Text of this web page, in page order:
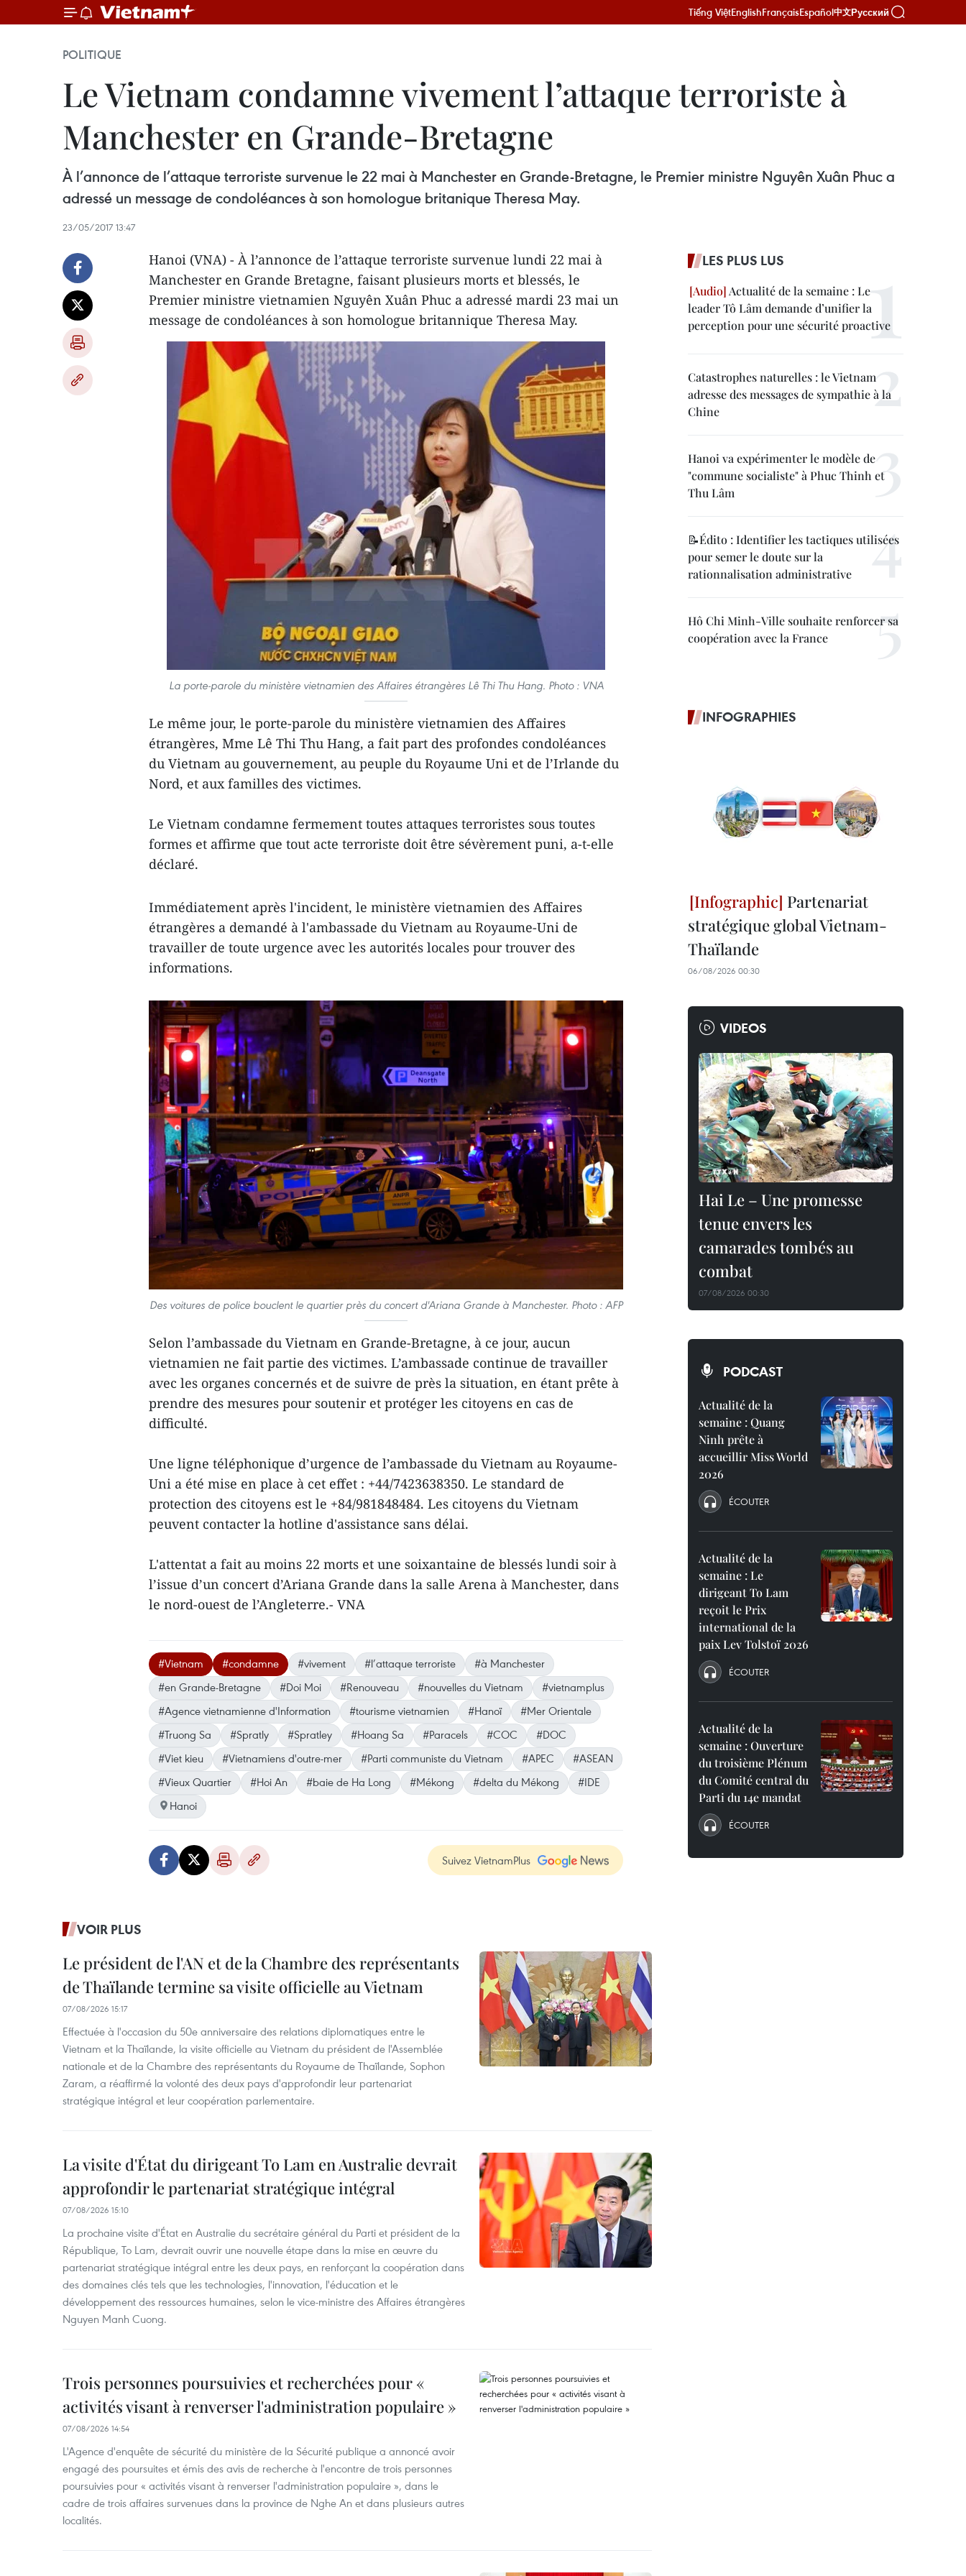
Tiếng ViệtEnglishFrançaisEspañol中文Русский
POLITIQUE
Le Vietnam condamne vivement l’attaque terroriste à
Manchester en Grande-Bretagne
À l’annonce de l’attaque terroriste survenue le 22 mai à Manchester en Grande-Bretagne, le Premier ministre Nguyên Xuân Phuc a
adressé un message de condoléances à son homologue britanique Theresa May.
23/05/2017 13:47
Hanoi (VNA) - À l’annonce de l’attaque terroriste survenue lundi 22 mai à
Manchester en Grande Bretagne, faisant plusieurs morts et blessés, le
Premier ministre vietnamien Nguyên Xuân Phuc a adressé mardi 23 mai un
message de condoléances à son homologue britannique Theresa May.
La porte-parole du ministère vietnamien des Affaires étrangères Lê Thi Thu Hang. Photo : VNA
Le même jour, le porte-parole du ministère vietnamien des Affaires
étrangères, Mme Lê Thi Thu Hang, a fait part des profondes condoléances
du Vietnam au gouvernement, au peuple du Royaume Uni et de l’Irlande du
Nord, et aux familles des victimes.
Le Vietnam condamne fermement toutes attaques terroristes sous toutes
formes et affirme que tout acte terroriste ​doit être sévèrement puni, a-t-elle
déclaré.
Immédiatement après l'incident, le ministère vietnamien des Affaires
étrangères a demandé à l'ambassade du Vietnam au Royaume-Uni de
travailler de toute urgence avec les autorités locales pour trouver des
informations.
Des voitures de police bouclent le quartier près du concert d'Ariana Grande à Manchester. Photo : AFP
Selon l’ambassade du Vietnam en Grande-Bretagne, à ce jour, aucun
vietnamien ne fait partie des victimes. L’ambassade continue de travailler
avec les organes concernés et de suivre de près la situation, en étant prête à
prendre des mesures pour soutenir et protéger les citoyens en cas de
difficulté.
Une ligne téléphonique d’urgence de l’ambassade du Vietnam au Royaume-
Uni a été mise en place à cet effet : +44/7423638350. Le standard de
protection des citoyens est le +84/981848484. Les citoyens du Vietnam
peuvent contacter la hotline d'assistance sans délai.
L'attentat a fait au moins 22 morts et une soixantaine de blessés lundi soir à
l’issue d’un concert d’Ariana Grande dans la salle Arena à Manchester, dans
le nord-ouest de l’Angleterre.- VNA
#Vietnam #condamne #vivement #l’attaque terroriste
#à Manchester
#en Grande-Bretagne
#Doi Moi #Renouveau #nouvelles du Vietnam
#vietnamplus
#Agence vietnamienne d'Information
#tourisme vietnamien #Hanoï
#Mer Orientale
#Truong Sa
#Spratly #Spratley #Hoang Sa #Paracels #COC
#DOC
#Viet kieu
#Vietnamiens d'outre-mer #Parti communiste du Vietnam #APEC
#ASEAN
#Vieux Quartier
#Hoi An #baie de Ha Long #Mékong #delta du Mékong
#IDE
Hanoi
Suivez VietnamPlus
VOIR PLUS
Le président de l'AN et de la Chambre des représentants
de Thaïlande termine sa visite officielle au Vietnam
07/08/2026 15:17
Effectuée à l'occasion du 50e anniversaire des relations diplomatiques entre le
Vietnam et la Thaïlande, la visite officielle au Vietnam du président de l'Assemblée
nationale et de la Chambre des représentants du Royaume de Thaïlande, Sophon
Zaram, a réaffirmé la volonté des deux pays d'approfondir leur partenariat
stratégique intégral et leur coopération parlementaire.
La visite d'État du dirigeant To Lam en Australie devrait
approfondir le partenariat stratégique intégral
07/08/2026 15:10
La prochaine visite d'État en Australie du secrétaire général du Parti et président de la
République, To Lam, devrait ouvrir une nouvelle étape dans la mise en œuvre du
partenariat stratégique intégral entre les deux pays, en renforçant la coopération dans
des domaines clés tels que les technologies, l'innovation, l'éducation et le
développement des ressources humaines, selon le vice-ministre des Affaires étrangères
Nguyen Manh Cuong.
Trois personnes poursuivies et recherchées pour «
activités visant à renverser l'administration populaire »
07/08/2026 14:54
L'Agence d'enquête de sécurité du ministère de la Sécurité publique a annoncé avoir
engagé des poursuites et émis des avis de recherche à l'encontre de trois personnes
poursuivies pour « activités visant à renverser l'administration populaire », dans le
cadre de trois affaires survenues dans la province de Nghe An et dans plusieurs autres
localités.
LES PLUS LUS
Actualité de la semaine : Le
leader Tô Lâm demande d’unifier la
perception pour une sécurité proactive
Catastrophes naturelles : le Vietnam
adresse des messages de sympathie à la
Chine
Hanoi va expérimenter le modèle de
"commune socialiste" à Phuc Thinh et
Thu Lâm
📝Édito : Identifier les tactiques utilisées
pour semer le doute sur la
rationnalisation administrative
Hô Chi Minh-Ville souhaite renforcer sa
coopération avec la France
INFOGRAPHIES
Partenariat
stratégique global Vietnam-
Thaïlande
06/08/2026 00:30
VIDEOS
Hai Le – Une promesse
tenue envers les
camarades tombés au
combat
07/08/2026 00:30
PODCAST
Actualité de la
semaine : Quang
Ninh prête à
accueillir Miss World
2026
ÉCOUTER
Actualité de la
semaine : Le
dirigeant To Lam
reçoit le Prix
international de la
paix Lev Tolstoï 2026
ÉCOUTER
Actualité de la
semaine : Ouverture
du troisième Plénum
du Comité central du
Parti du 14e mandat
ÉCOUTER